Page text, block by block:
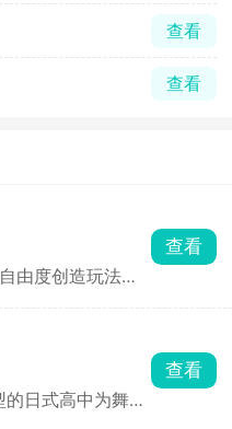
查看
查看
由度创造玩法并
像素方块搭建而
脑海中的构想变
欣赏的专属像素
成就感被无限放
查看
的日式高中为舞
查看